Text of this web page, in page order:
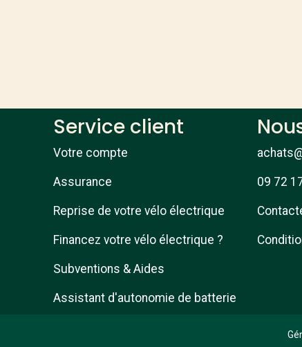
09 72
Service client
Votre compte
Assurance
Reprise de votre vélo électrique
Financez votre vélo électrique ?
Subventions & Aides
Assistant d'autonomie de batterie